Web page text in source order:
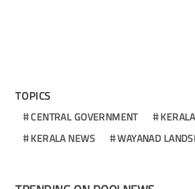
TOPICS
CENTRAL GOVERNMENT
KERALA NEWS
WAYANAD